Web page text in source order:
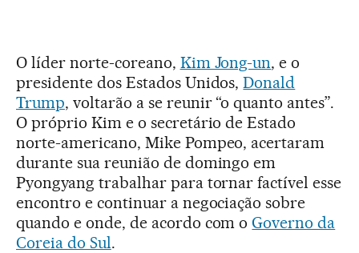
O líder norte-coreano, Kim Jong-un, e o
presidente dos Estados Unidos,Donald
Trump, voltarão a se reunir “o quanto antes”.
O próprio Kim e o secretário de Estado
norte-americano, Mike Pompeo, acertaram
durante sua reunião de domingo em
Pyongyang trabalhar para tornar factível esse
encontro e continuar a negociação sobre
quando e onde, de acordo com oGoverno da
Coreia do Sul.